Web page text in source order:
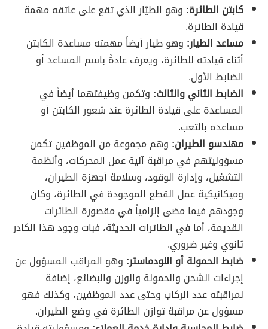
كابتن الطائرة: وهو الطيّار الذي تقع على عاتقه مهمة
قيادة الطائرة.
مساعد الطيار: وهو طيار أيضاً مهمته مساعدة الكابتن
أثناء قيادته للطائرة، ويعرف عادةً باسم المساعد أو
الضابط الأول.
الضابط الثاني والثالث: وتكمن وظيفتهما أيضاً في
المساعدة على قيادة الطائرة عند شعور الكابتن أو
مساعده بالتعب.
مهندسو الطيران: وهم مجموعة من الموظفين تكمن
مسؤوليتهم في مراقبة آلية عمل المحركات، وأنظمة
التشغيل، وإدارة الوقود، وسلامة أجهزة الطيران،
وميكانيكية عمل القطع الموجودة في الطائرة، وكان
وجودهم فيما مضى إلزامياً في مقصورة الطائرات
القديمة، أما في الطائرات الحديثة، فبات وجود هذا الكادر
ثانوي وغير ضروري.
ضابط الحمولة أو اللودماستر: وهو المراقب المسؤول عن
إجراءات الشحن والحمولة والوزن والبضائع، إضافة
لمراقبته عدد الركاب وحتى عدد الموظفين، وكذلك فهو
مسؤول عن مراقبة توازن الطائرة في وضع الطيران.